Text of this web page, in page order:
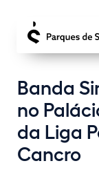
Banda
no
da Liga
Cancro